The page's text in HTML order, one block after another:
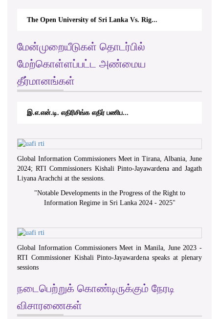
The Open University of Sri Lanka Vs. Rig...
மேன்முறையீடுகள் தொடர்பில்
மேற்கொள்ளப்பட்ட அண்மைய
தீர்மானங்கள்
இ.எ.என்.டி. எதிரிசிங்க எதிர் பணிப...
Global Information Commissioners Meet in Tirana, Albania, June
2024; RTI Commissioners Kishali Pinto-Jayawardena and Jagath
Liyana Arachchi at the sessions.
"Notable Developments in the Progress of the Right to
Information Regime in Sri Lanka 2024 - 2025"
Global Information Commissioners Meet in Manila, June 2023 -
RTI Commissioner Kishali Pinto-Jayawardena speaks at plenary
sessions
நடைபெற்றுக் கொண்டிருக்கும் நேரடி
விசாரணைகள்